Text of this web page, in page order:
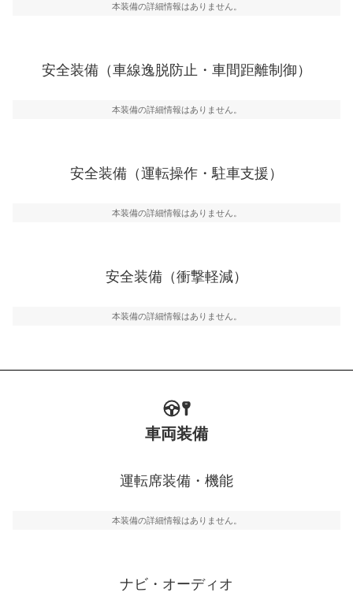
車線逸脱防止
車線のはみだしやふらつきを防止するためにレーンキー
運転・駐車支援
グ・アシストやサイドブラインドモニターなどが装備さ
万が一車体が衝撃を受けたときに、運転者・同乗者を守
るSRSエアバッグシステム、プリテンショナーシートベ
本装備の詳細情報はありません。
安全装備（車線逸脱防止・車間距離制御）
本装備の詳細情報はありません。
安全装備（運転操作・駐車支援）
本装備の詳細情報はありません。
安全装備（衝撃軽減）
本装備の詳細情報はありません。
車両装備
運転席装備・機能
本装備の詳細情報はありません。
ナビ・オーディオ